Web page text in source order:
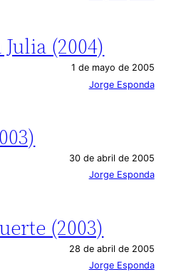
(2004)
1 de mayo de 2005
Jorge Esponda
30 de abril de 2005
Jorge Esponda
(2003)
28 de abril de 2005
Jorge Esponda